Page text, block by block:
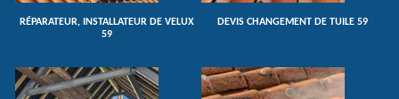
RÉPARATEUR, INSTALLATEUR DE VELUX
59
DEVIS CHANGEMENT DE TUILE 59